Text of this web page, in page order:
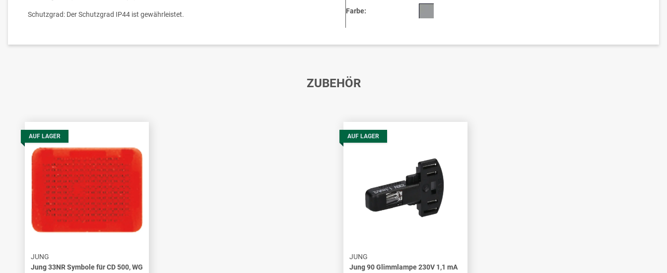
Schutzgrad: Der Schutzgrad IP44 ist gewährleistet. Farbe:
ZUBEHÖR
AUF LAGER
JUNG
Jung 33NR Symbole für CD 500, WG
AUF LAGER
JUNG
Jung 90 Glimmlampe 230V 1,1 mA